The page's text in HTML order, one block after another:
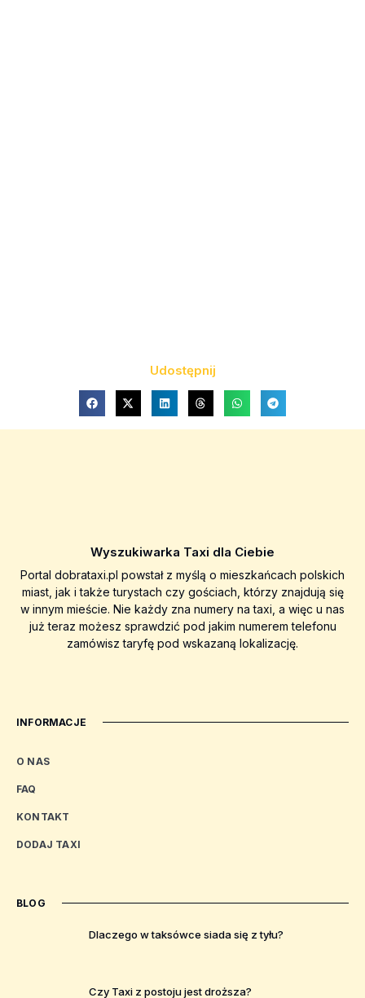
Udostępnij
Wyszukiwarka Taxi dla Ciebie
Portal dobrataxi.pl powstał z myślą o mieszkańcach polskich
miast, jak i także turystach czy gościach, którzy znajdują się
w innym mieście. Nie każdy zna numery na taxi, a więc u nas
już teraz możesz sprawdzić pod jakim numerem telefonu
zamówisz taryfę pod wskazaną lokalizację.
INFORMACJE
O NAS
FAQ
KONTAKT
DODAJ TAXI
BLOG
Dlaczego w taksówce siada się z tyłu?
Czy Taxi z postoju jest droższa?